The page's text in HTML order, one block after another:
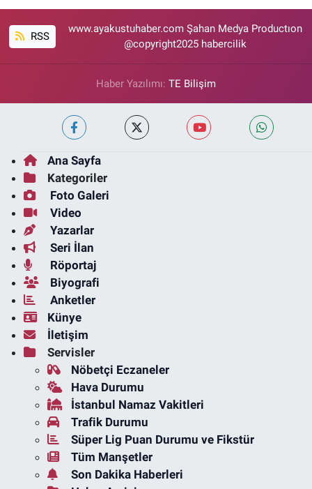
RSS
www.ayakustuhaber.com Şahan Medya Productıon
@copyright2025 habercilik
Haber Yazılımı: TE Bilişim
Ana Sayfa
Kategoriler
Foto Galeri
Video
Yazarlar
Seri İlan
Röportaj
Biyografi
Anketler
Künye
İletişim
Servisler
Nöbetçi Eczaneler
Hava Durumu
İstanbul Namaz Vakitleri
Trafik Durumu
Süper Lig Puan Durumu ve Fikstür
Tüm Manşetler
Son Dakika Haberleri